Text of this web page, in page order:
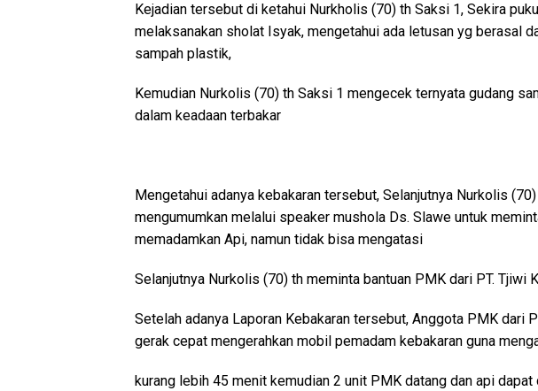
Kejadian tersebut di ketahui Nurkholis (70) th Saksi 1, Sekira
melaksanakan sholat Isyak, mengetahui ada letusan yg berasal
sampah plastik,
Kemudian Nurkolis (70) th Saksi 1 mengecek ternyata gudang
dalam keadaan terbakar
Mengetahui adanya kebakaran tersebut, Selanjutnya Nurkolis
mengumumkan melalui speaker mushola Ds. Slawe untuk
memadamkan Api, namun tidak bisa mengatasi
Selanjutnya Nurkolis (70) th meminta bantuan PMK dari PT. Tjiwi
Setelah adanya Laporan Kebakaran tersebut, Anggota PMK dari
gerak cepat mengerahkan mobil pemadam kebakaran guna
kurang lebih 45 menit kemudian 2 unit PMK datang dan api